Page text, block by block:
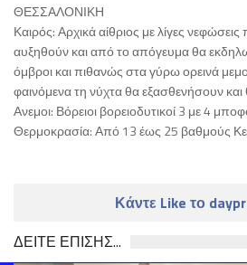
ΘΕΣΣΑΛΟΝΙΚΗ
Καιρός: Αρχικά αίθριος με λίγες
αυξηθούν και από το απόγευμα θα
όμβροι και πιθανώς στα γύρω ορεινά
φαινόμενα τη νύχτα θα εξασθενήσουν
Ανεμοι: Βόρειοι βορειοδυτικοί 3 με 4
Θερμοκρασία: Από 13 έως 25 βαθμούς
Κάντε Like το
ΔΕΙΤΕ ΕΠΙΣΗΣ...